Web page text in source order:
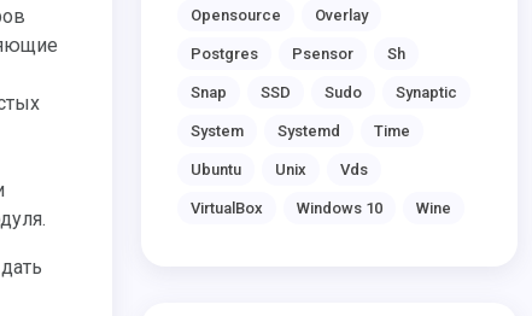
Opensource Overlay
Postgres Psensor Sh
Snap SSD Sudo Synaptic
System Systemd Time
Ubuntu Unix Vds
VirtualBox Windows 10 Wine